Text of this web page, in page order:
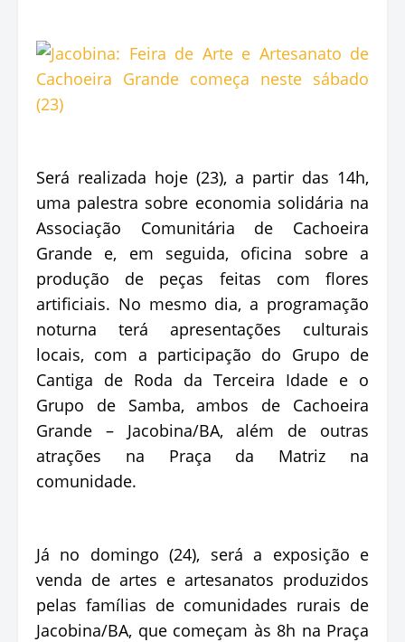
Será realizada hoje (23), a partir das 14h,
uma palestra sobre economia solidária na
Associação Comunitária de Cachoeira
Grande e, em seguida, oficina sobre a
produção de peças feitas com flores
artificiais. No mesmo dia, a programação
noturna terá apresentações culturais
locais, com a participação do Grupo de
Cantiga de Roda da Terceira Idade e o
Grupo de Samba, ambos de Cachoeira
Grande – Jacobina/BA, além de outras
atrações na Praça da Matriz na
comunidade.
Já no domingo (24), será a exposição e
venda de artes e artesanatos produzidos
pelas famílias de comunidades rurais de
Jacobina/BA, que começam às 8h na Praça